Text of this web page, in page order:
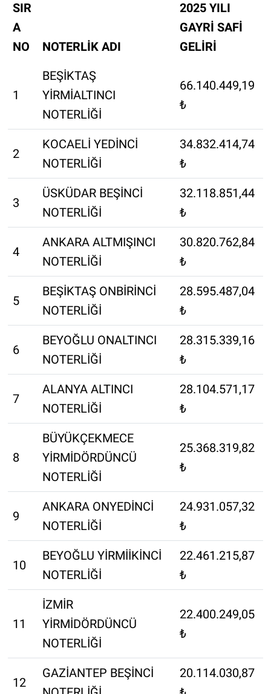
SIR
A
NO
NOTERLİK ADI
2025 YILI
GAYRİ SAFİ
GELİRİ
1
BEŞİKTAŞ
YİRMİALTINCI
NOTERLİĞİ
66.140.449,19
₺
2
KOCAELİ YEDİNCİ
NOTERLİĞİ
34.832.414,74
₺
3
ÜSKÜDAR BEŞİNCİ
NOTERLİĞİ
32.118.851,44
₺
4
ANKARA ALTMIŞINCI
NOTERLİĞİ
30.820.762,84
₺
5
BEŞİKTAŞ ONBİRİNCİ
NOTERLİĞİ
28.595.487,04
₺
6
BEYOĞLU ONALTINCI
NOTERLİĞİ
28.315.339,16
₺
7
ALANYA ALTINCI
NOTERLİĞİ
28.104.571,17
₺
8
BÜYÜKÇEKMECE
YİRMİDÖRDÜNCÜ
NOTERLİĞİ
25.368.319,82
₺
9
ANKARA ONYEDİNCİ
NOTERLİĞİ
24.931.057,32
₺
10
BEYOĞLU YİRMİİKİNCİ
NOTERLİĞİ
22.461.215,87
₺
11
İZMİR
YİRMİDÖRDÜNCÜ
NOTERLİĞİ
22.400.249,05
₺
12
GAZİANTEP BEŞİNCİ
20.114.030,87